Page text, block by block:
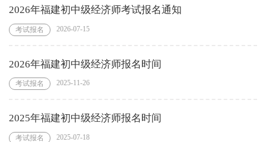
2026年福建初中级经济师考试报名通知
考试报名 2026-07-15
2026年福建初中级经济师报名时间
考试报名 2025-11-26
2025年福建初中级经济师报名时间
考试报名 2025-07-18